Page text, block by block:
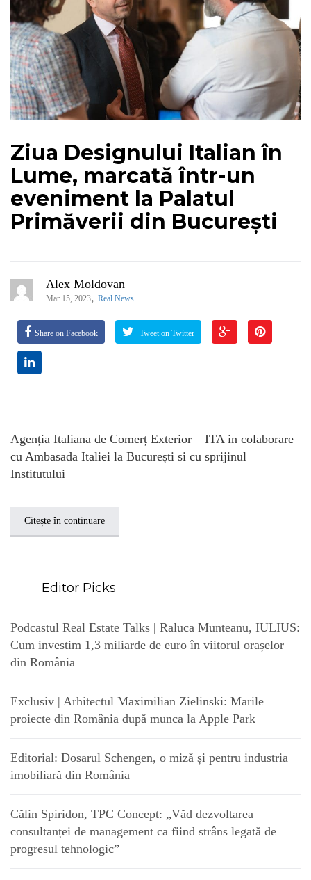
Ziua Designului Italian în
Lume, marcată într-un
eveniment la Palatul
Primăverii din București
Alex Moldovan
Mar 15, 2023, Real News
Share on Facebook Tweet on Twitter
Agenția Italiana de Comerț Exterior – ITA in colaborare
cu Ambasada Italiei la București si cu sprijinul
Institutului
Citește în continuare
Editor Picks
Podcastul Real Estate Talks | Raluca Munteanu, IULIUS:
Cum investim 1,3 miliarde de euro în viitorul orașelor
din România
Exclusiv | Arhitectul Maximilian Zielinski: Marile
proiecte din România după munca la Apple Park
Editorial: Dosarul Schengen, o miză și pentru industria
imobiliară din România
Călin Spiridon, TPC Concept: „Văd dezvoltarea
consultanței de management ca fiind strâns legată de
progresul tehnologic”